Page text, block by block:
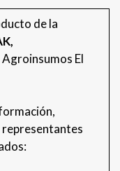
de la
El